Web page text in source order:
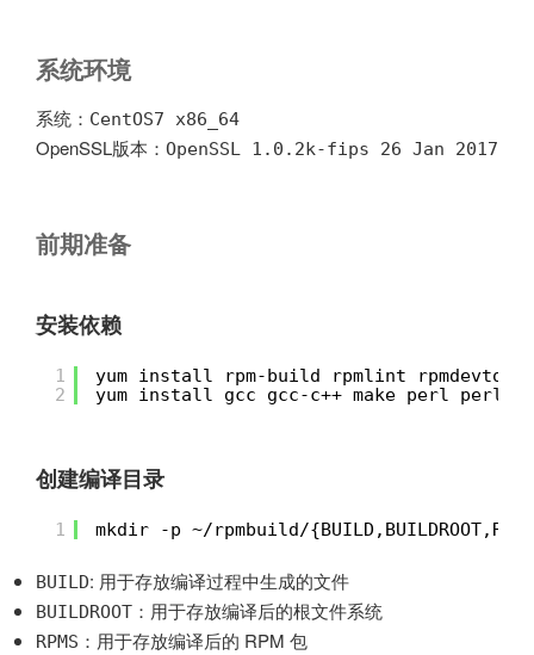
系统环境
系统： CentOS7 x86_64
OpenSSL版本： OpenSSL 1.0.2k-fips 26 Jan 2017
前期准备
安装依赖
1
2
yum install rpm-build rpmlint rpmdevtools
yum install gcc gcc-c++ make perl perl-
创建编译目录
1 mkdir -p ~/rpmbuild/
BUILD: 用于存放编译过程中生成的文件
BUILDROOT ：用于存放编译后的根文件系统
RPMS ：用于存放编译后的 RPM 包